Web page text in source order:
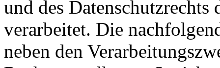
und des
verarbeitet. Die
neben den